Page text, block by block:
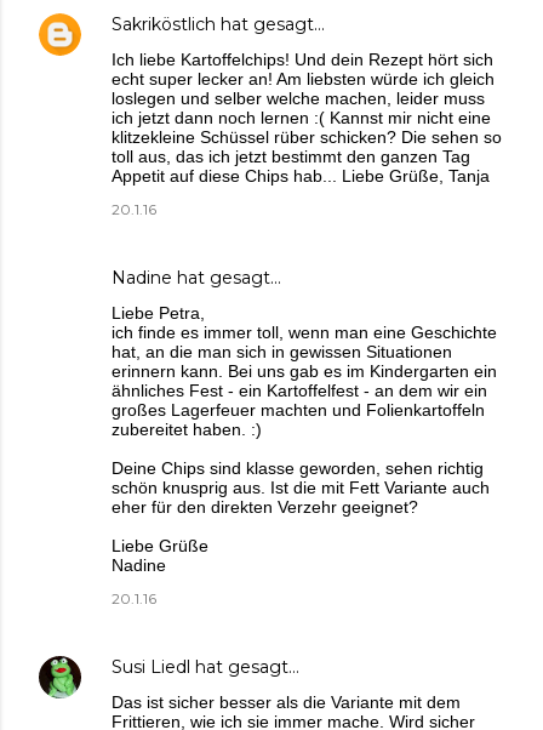
Sakriköstlich hat gesagt…
Ich liebe Kartoffelchips! Und dein Rezept hört sich
echt super lecker an! Am liebsten würde ich gleich
loslegen und selber welche machen, leider muss
ich jetzt dann noch lernen :( Kannst mir nicht eine
klitzekleine Schüssel rüber schicken? Die sehen so
toll aus, das ich jetzt bestimmt den ganzen Tag
Appetit auf diese Chips hab... Liebe Grüße, Tanja
20.1.16
Nadine hat gesagt…
Liebe Petra,
ich finde es immer toll, wenn man eine Geschichte
hat, an die man sich in gewissen Situationen
erinnern kann. Bei uns gab es im Kindergarten ein
ähnliches Fest - ein Kartoffelfest - an dem wir ein
großes Lagerfeuer machten und Folienkartoffeln
zubereitet haben. :)
Deine Chips sind klasse geworden, sehen richtig
schön knusprig aus. Ist die mit Fett Variante auch
eher für den direkten Verzehr geeignet?
Liebe Grüße
Nadine
20.1.16
Susi Liedl hat gesagt…
Das ist sicher besser als die Variante mit dem
Frittieren, wie ich sie immer mache. Wird sicher